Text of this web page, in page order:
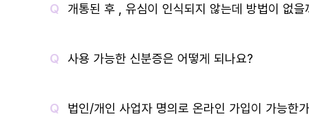
개통된 후 , 유심이 인식되지 않는데 방법이 없을
사용 가능한 신분증은 어떻게 되나요?
법인/개인 사업자 명의로 온라인 가입이 가능한